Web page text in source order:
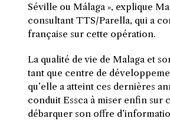
Séville ou Málaga », explique
consultant TTS/Parella, qui a
française sur cette opération.
La qualité de vie de Malaga et
tant que centre de
qu’elle a atteint ces dernières
conduit Essca à miser enfin sur
débarquer son offre